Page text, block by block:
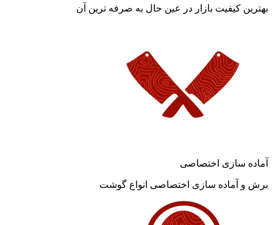
بهترین کیفیت بازار در عین حال به صرفه ترین آن
آماده سازی اختصاصی
برش و آماده سازی اختصاصی انواع گوشت